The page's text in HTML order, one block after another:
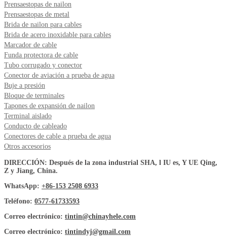
Prensaestopas de nailon
Prensaestopas de metal
Brida de nailon para cables
Brida de acero inoxidable para cables
Marcador de cable
Funda protectora de cable
Tubo corrugado y conector
Conector de aviación a prueba de agua
Buje a presión
Bloque de terminales
Tapones de expansión de nailon
Terminal aislado
Conducto de cableado
Conectores de cable a prueba de agua
Otros accesorios
DIRECCIÓN: Después de la zona industrial SHA, l IU es, Y UE Qing,
Z y Jiang, China.
WhatsApp: +86-153 2508 6933
Teléfono: 0577-61733593
Correo electrónico: tintin@chinayhele.com
Correo electrónico: tintindyj@gmail.com